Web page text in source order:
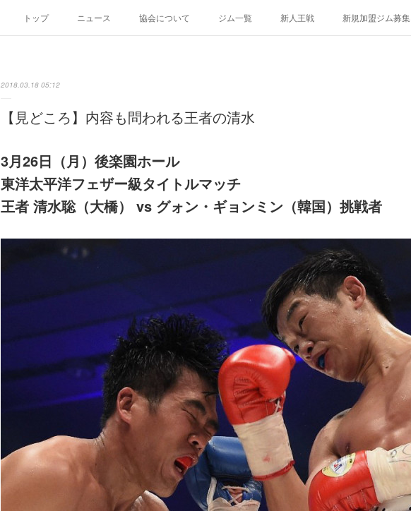
トップ ニュース 協会について ジム一覧 新人王戦 新規加盟ジム募集
2018.03.18 05:12
【見どころ】内容も問われる王者の清水
3月26日（月）後楽園ホール
東洋太平洋フェザー級タイトルマッチ
王者 清水聡（大橋） vs グォン・ギョンミン（韓国）挑戦者